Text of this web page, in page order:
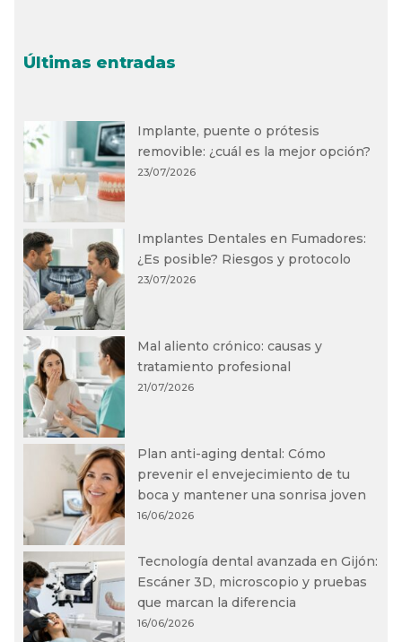
Últimas entradas
Implante, puente o prótesis
removible: ¿cuál es la mejor opción?
23/07/2026
Implantes Dentales en Fumadores:
¿Es posible? Riesgos y protocolo
23/07/2026
Mal aliento crónico: causas y
tratamiento profesional
21/07/2026
Plan anti-aging dental: Cómo
prevenir el envejecimiento de tu
boca y mantener una sonrisa joven
16/06/2026
Tecnología dental avanzada en Gijón:
Escáner 3D, microscopio y pruebas
que marcan la diferencia
16/06/2026